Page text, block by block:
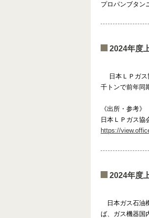
プロパンブタ
2024年度
日本ＬＰガス
千トンで前年同
《出所・参考》
日本ＬＰガス協
https://
2024年度
日本ガス石油
ば、ガス機器国